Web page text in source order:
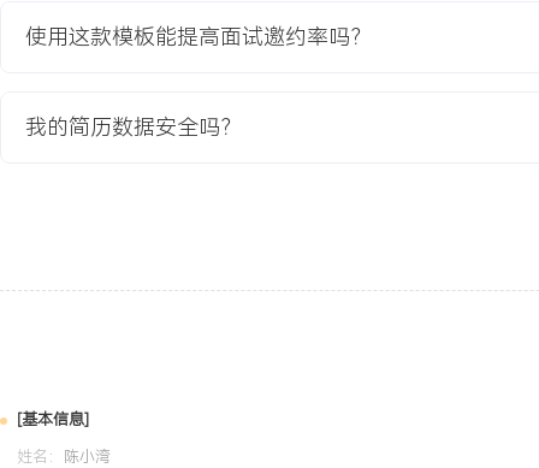
核前端设计，并独立负责其扫描链设计与基础ATPG仿真，熟悉
分析解决周期平均缩短XXX%。个人特质：逻辑清晰，注重细节，具
量意识，能够承受项目压力并与设计、后端、产品等多团队紧密协
使用这款模板能提高面试邀约率吗？
我的简历数据安全吗？
[基本信息]
姓名：
陈小湾